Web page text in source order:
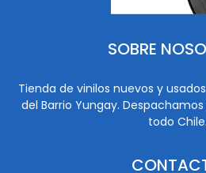
SOBRE
Tienda de vinilos nuevos y
del Barrio Yungay.
todo Chile.